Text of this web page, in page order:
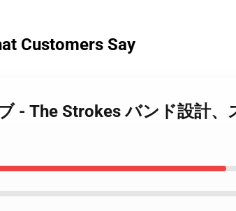
Customers Say
- The Strokes バンド設計、